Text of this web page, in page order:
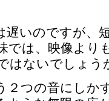
いのですが、
では、映像より
はないでしょう
２つの音にしか